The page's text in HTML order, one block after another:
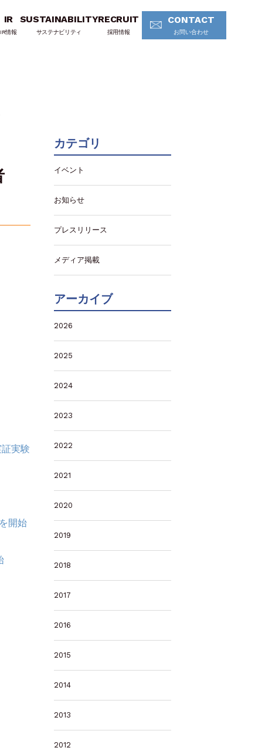
IR
IR情報
SUSTAINABILITY
サステナビリティ
RECRUIT
採用情報
CONTACT
お問い合わせ
実験
開始
カテゴリ
イベント
お知らせ
プレスリリース
メディア掲載
アーカイブ
2026
2025
2024
2023
2022
2021
2020
2019
2018
2017
2016
2015
2014
2013
2012